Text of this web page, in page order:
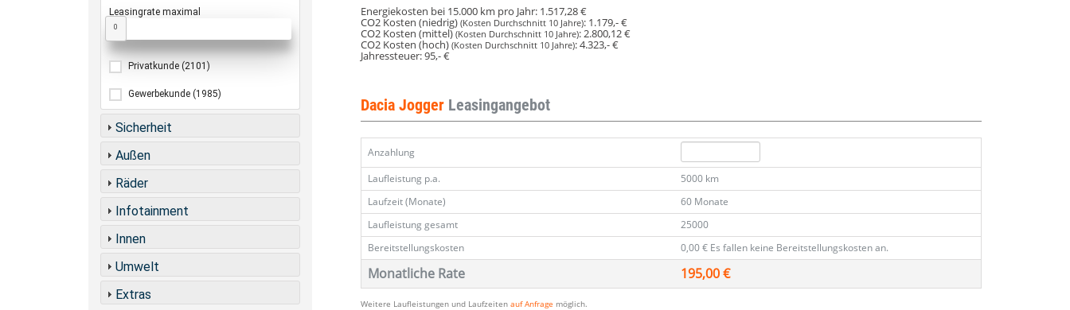
Energiekosten bei 15.000 km pro Jahr: 1.517,28 €
CO2 Kosten (niedrig)(Kosten Durchschnitt 10 Jahre): 1.179,- €
CO2 Kosten (mittel)(Kosten Durchschnitt 10 Jahre):2.800,12 €
CO2 Kosten (hoch)(Kosten Durchschnitt 10 Jahre):4.323,- €
Jahressteuer:95,- €
Dacia Jogger Leasingangebot
Anzahlung
Laufleistung p.a.
5000 km
Laufzeit (Monate)
60 Monate
Laufleistung gesamt
25000
Bereitstellungskosten
0,00 € Es fallen keine Bereitstellungskosten an.
Monatliche Rate 195,00 €
Weitere Laufleistungen und Laufzeitenauf Anfrage möglich.
Leasingrate maximal
0
Privatkunde (2101)
Gewerbekunde (1985)
Sicherheit
Außen
Räder
Infotainment
Innen
Umwelt
Extras